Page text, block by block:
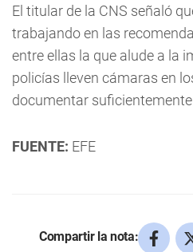
El titular de la CNS señaló
trabajando en las
entre ellas la que alude a la
policías lleven cámaras en
documentar
FUENTE: EFE
Compartir la nota: